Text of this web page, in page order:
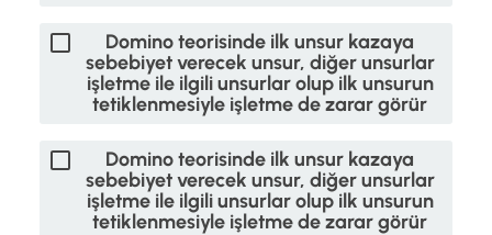
Domino teorisinde ilk unsur kazaya
sebebiyet verecek unsur, diğer unsurlar
işletme ile ilgili unsurlar olup ilk unsurun
tetiklenmesiyle işletme de zarar görür
Domino teorisinde ilk unsur kazaya
sebebiyet verecek unsur, diğer unsurlar
işletme ile ilgili unsurlar olup ilk unsurun
tetiklenmesiyle işletme de zarar görür